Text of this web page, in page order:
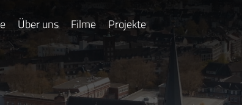
Über uns Filme Projekte